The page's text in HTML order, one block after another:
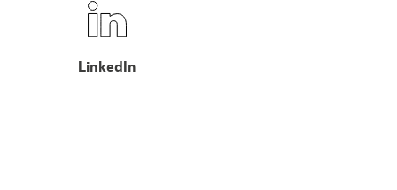
LinkedIn